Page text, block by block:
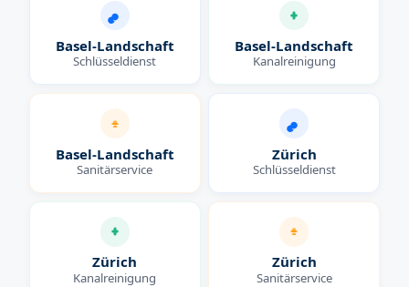
Basel-Landschaft
Schlüsseldienst
Basel-Landschaft
Kanalreinigung
Basel-Landschaft
Sanitärservice
Zürich
Schlüsseldienst
Zürich
Kanalreinigung
Zürich
Sanitärservice